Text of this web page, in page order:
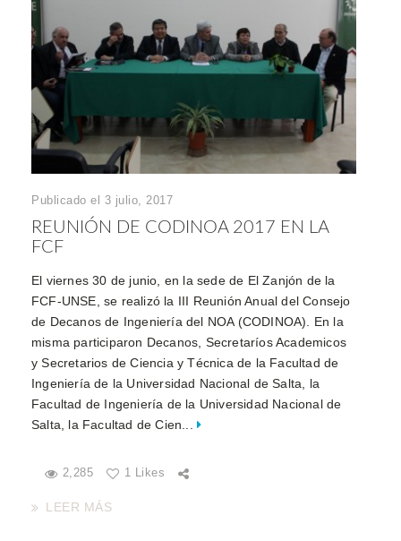
Publicado el 3 julio, 2017
REUNIÓN DE CODINOA 2017 EN LA
FCF
El viernes 30 de junio, en la sede de El Zanjón de la
FCF-UNSE, se realizó la III Reunión Anual del Consejo
de Decanos de Ingeniería del NOA (CODINOA). En la
misma participaron Decanos, Secretaríos Academicos
y Secretarios de Ciencia y Técnica de la Facultad de
Ingeniería de la Universidad Nacional de Salta, la
Facultad de Ingeniería de la Universidad Nacional de
Salta, la Facultad de Cien...
2,285 1 Likes
LEER MÁS